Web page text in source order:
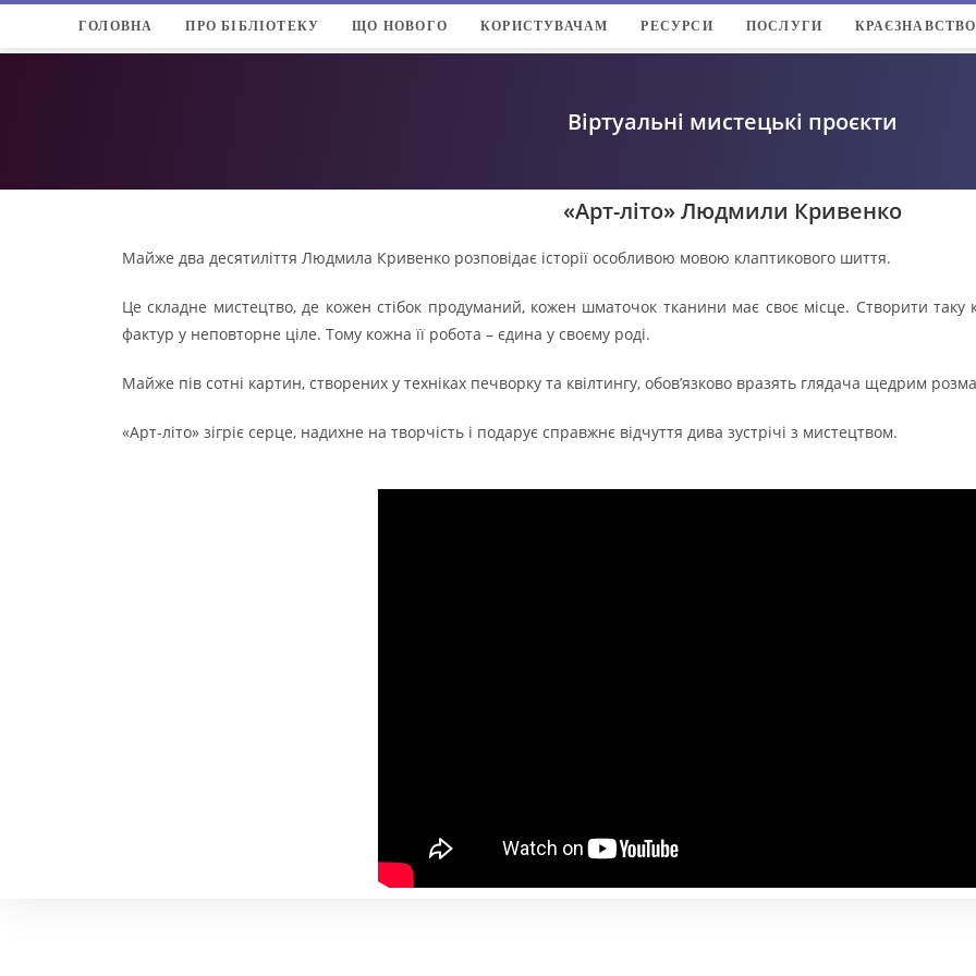
ГОЛОВНА ПРО БІБЛІОТЕКУ ЩО НОВОГО КОРИСТУВАЧАМ РЕСУРСИ ПОСЛУГИ КРАЄЗНАВСТВО
Віртуальні мистецькі проєкти
«Арт-літо» Людмили Кривенко
Майже два десятиліття Людмила Кривенко розповідає історії особливою мовою клаптикового шиття.
Це складне мистецтво, де кожен стібок продуманий, кожен шматочок тканини має своє місце. Створити таку
фактур у неповторне ціле. Тому кожна її робота – єдина у своєму роді.
Майже пів сотні картин, створених у техніках печворку та квілтингу, обов’язково вразять глядача щедрим
«Арт-літо» зігріє серце, надихне на творчість і подарує справжнє відчуття дива зустрічі з мистецтвом.